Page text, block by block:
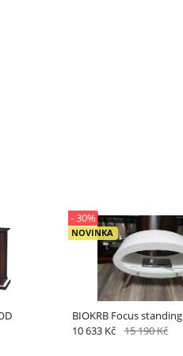
BIOKRB Focus standing
NOVINKA
- 30%
10 633 Kč 15 190 Kč